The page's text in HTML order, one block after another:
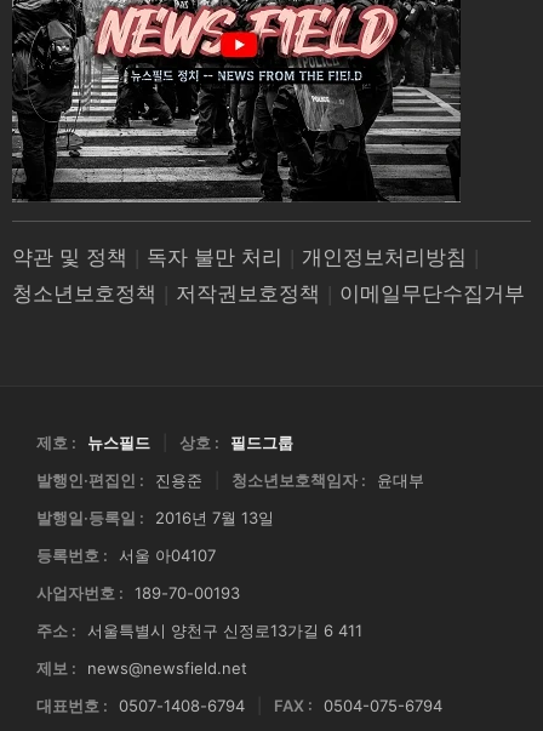
약관 및 정책 독자 불만 처리 개인정보처리방침
청소년보호정책
저작권보호정책 이메일무단수집거부
제호 : 뉴스필드 상호 :
필드그룹
발행인·편집인 :
진용준 청소년보호책임자 :
윤대부
발행일·등록일 :
2016년 7월 13일
등록번호 :
서울 아04107
사업자번호 :
189-70-00193
주소 :
서울특별시 양천구 신정로13가길 6 411
제보 :
news@newsfield.net
대표번호 :
0507-1408-6794 FAX : 0504-075-6794